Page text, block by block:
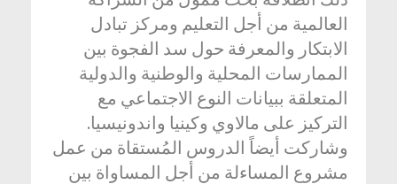
العالمية من أجل التعليم ومركز تبادل
الابتكار والمعرفة حول سد الفجوة بين
الممارسات المحلية والوطنية والدولية
المتعلقة ببيانات النوع الاجتماعي مع
التركيز على مالاوي وكينيا واندونيسيا.
وشاركت أيضاً الدروس المُستقاة من عمل
مشروع المساءلة من أجل المساواة بين